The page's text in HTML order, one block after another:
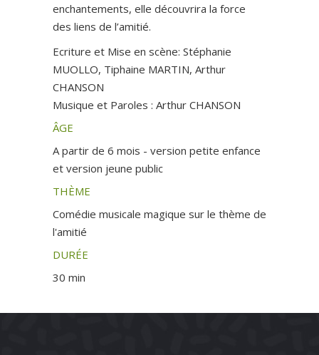
enchantements, elle découvrira la force
des liens de l’amitié.
Ecriture et Mise en scène: Stéphanie
MUOLLO, Tiphaine MARTIN, Arthur
CHANSON
Musique et Paroles : Arthur CHANSON
ÂGE
A partir de 6 mois - version petite enfance
et version jeune public
THÈME
Comédie musicale magique sur le thème de
l'amitié
DURÉE
30 min